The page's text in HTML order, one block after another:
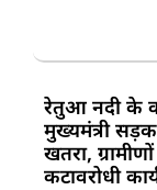
रेतुआ नदी के
मुख्यमंत्री
खतरा,
कटावरोधी